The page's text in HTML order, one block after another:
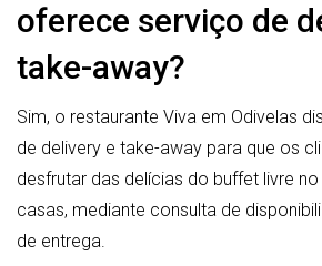
oferece serviço de
take-away?
Sim, o restaurante Viva em Odivelas
de delivery e take-away para que os
desfrutar das delícias do buffet livre
casas, mediante consulta de
de entrega.